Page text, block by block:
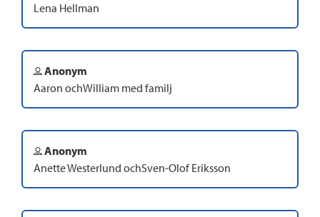
Lena Hellman
Anonym
Aaron ochWilliam med familj
Anonym
Anette Westerlund ochSven-Olof Eriksson